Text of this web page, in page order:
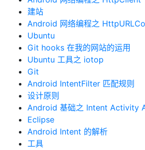
建站
Android 网络编程之
Ubuntu
Git hooks 在我的网站的运用
Ubuntu 工具之 iotop
Git
Android IntentFilter 匹配规则
设计原则
Android 基础之 Intent Activity
Eclipse
Android Intent 的解析
工具